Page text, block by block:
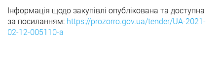
Інформація щодо закупівлі опублікована та доступна
за посиланням: https://prozorro.gov.ua/tender/UA-2021-
02-12-005110-a